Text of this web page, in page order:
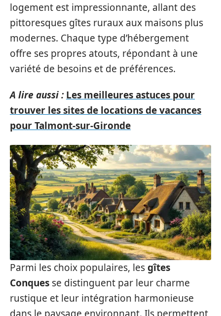
logement est impressionnante, allant des
pittoresques gîtes ruraux aux maisons plus
modernes. Chaque type d’hébergement
offre ses propres atouts, répondant à une
variété de besoins et de préférences.
A lire aussi : Les meilleures astuces pour
trouver les sites de locations de vacances
pour Talmont-sur-Gironde
Parmi les choix populaires, lesgîtes
Conques se distinguent par leur charme
rustique et leur intégration harmonieuse
dans le paysage environnant. Ils permettent